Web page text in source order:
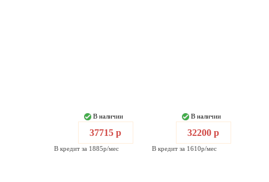
В наличии
37715 р
В кредит за 1885р/мес
В наличии
32200 р
В кредит за 1610р/мес